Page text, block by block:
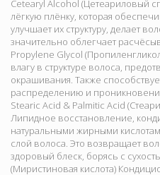
Cetearyl Alcohol (Цетеариловый
лёгкую плёнку, которая
улучшает их структуру, делает
значительно облегчает
Propylene Glycol
влагу в структуре волоса,
окрашивания. Также
распределению и
Stearic Acid & Palmitic Acid
Липидное восстановление,
натуральными жирными
слой волоса. Это возвращает
здоровый блеск, борясь с
(Миристиновая кислота)